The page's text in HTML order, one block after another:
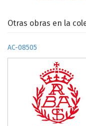
Otras obras en la
AC-08505